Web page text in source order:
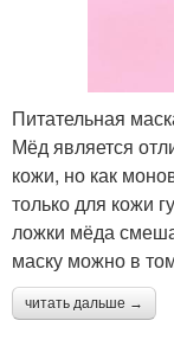
Питательная
Мёд является
кожи, но как
только для кожи
ложки мёда
маску можно в
читать дальше →